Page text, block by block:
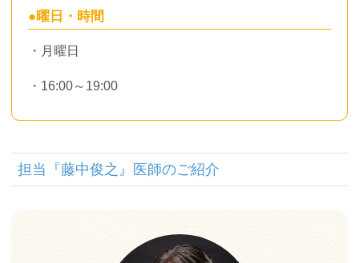
●曜日・時間
・月曜日
・16:00～19:00
担当『藤中俊之』医師のご紹介